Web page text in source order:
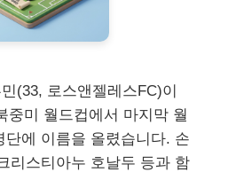
(33, 로스앤젤레스FC)이
중미 월드컵에서 마지막 월
단에 이름을 올렸습니다. 손
리스티아누 호날두 등과 함